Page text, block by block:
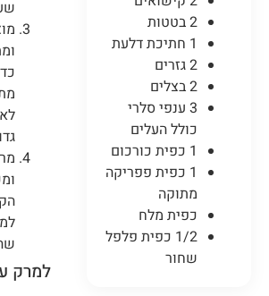
2 בטטות
1 חתיכת דלעת
2 גזרים
2 בצלים
3 ענפי סלרי
כולל העלים
1 כפית כורכום
1 כפית פפריקה
מתוקה
כפית מלח
1/2 כפית פלפל
שחור
למרק